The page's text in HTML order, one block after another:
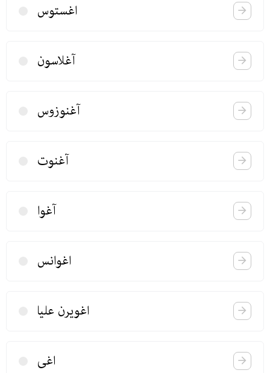
اغستوس
آغلاسون
آغنوزوس
آغنوت
آغوا
اغوانس
اغویرن علیا
اغی